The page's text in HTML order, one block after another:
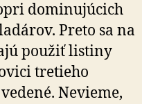
dominujúcich
Preto sa na
použiť listiny
tretieho
Nevieme,